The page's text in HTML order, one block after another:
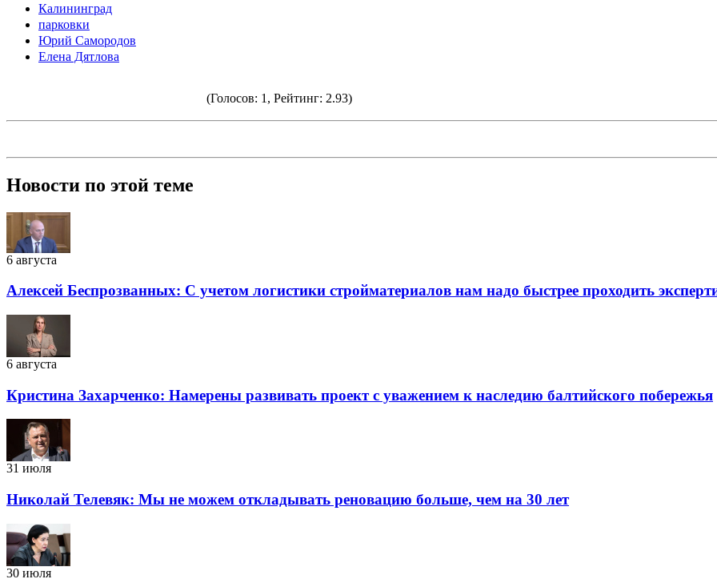
Калининград
парковки
Юрий Самородов
Елена Дятлова
(Голосов: 1, Рейтинг: 2.93)
Новости по этой теме
6 августа
Алексей Беспрозванных: С учетом логистики стройматериалов нам надо быстрее проходить
6 августа
Кристина Захарченко: Намерены развивать проект с уважением к наследию балтийского побережья
31 июля
Николай Телевяк: Мы не можем откладывать реновацию больше, чем на 30 лет
30 июля